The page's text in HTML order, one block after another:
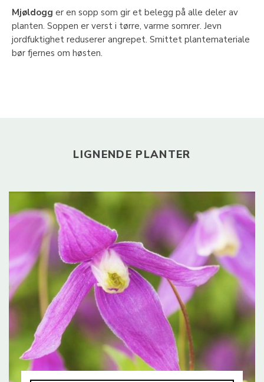
Mjøldogg er en sopp som gir et belegg på alle deler av
planten. Soppen er verst i tørre, varme somrer. Jevn
jordfuktighet reduserer angrepet. Smittet plantemateriale
bør fjernes om høsten.
LIGNENDE PLANTER